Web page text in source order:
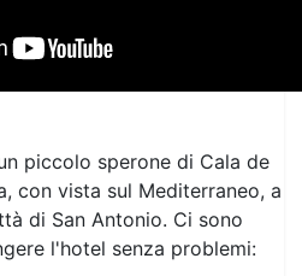
piccolo sperone di Cala de
con vista sul Mediterraneo, a
di San Antonio. Ci sono
l'hotel senza problemi: